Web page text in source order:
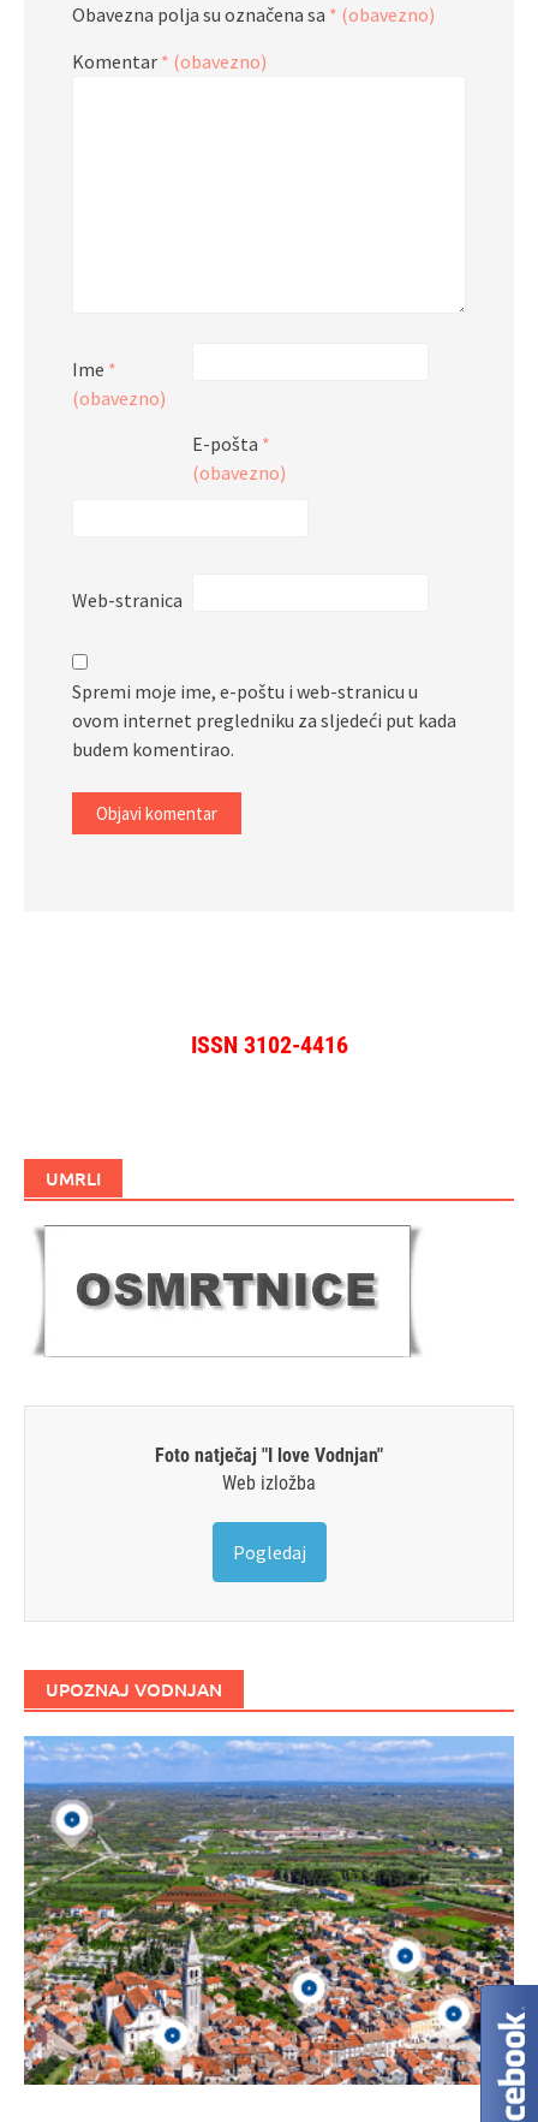
Obavezna polja su označena sa * (obavezno)
Komentar * (obavezno)
Ime *
(obavezno)
E-pošta *
(obavezno)
Web-stranica
Spremi moje ime, e-poštu i web-stranicu u
ovom internet pregledniku za sljedeći put kada
budem komentirao.
ISSN 3102-4416
UMRLI
Foto natječaj "I love Vodnjan"
Web izložba
Pogledaj
UPOZNAJ VODNJAN